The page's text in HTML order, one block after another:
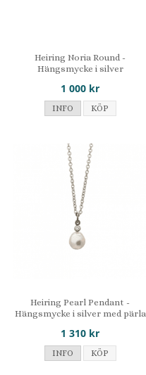
Heiring Noria Round -
Hängsmycke i silver
1 000 kr
INFO KÖP
Heiring Pearl Pendant -
Hängsmycke i silver med pärla
1 310 kr
INFO KÖP